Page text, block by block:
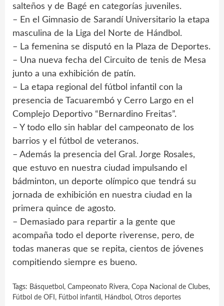
salteños y de Bagé en categorías juveniles.
– En el Gimnasio de Sarandí Universitario la etapa
masculina de la Liga del Norte de Hándbol.
– La femenina se disputó en la Plaza de Deportes.
– Una nueva fecha del Circuito de tenis de Mesa
junto a una exhibición de patín.
– La etapa regional del fútbol infantil con la
presencia de Tacuarembó y Cerro Largo en el
Complejo Deportivo “Bernardino Freitas”.
– Y todo ello sin hablar del campeonato de los
barrios y el fútbol de veteranos.
– Además la presencia del Gral. Jorge Rosales,
que estuvo en nuestra ciudad impulsando el
bádminton, un deporte olímpico que tendrá su
jornada de exhibición en nuestra ciudad en la
primera quince de agosto.
– Demasiado para repartir a la gente que
acompaña todo el deporte riverense, pero, de
todas maneras que se repita, cientos de jóvenes
compitiendo siempre es bueno.
Tags: Básquetbol , Campeonato Rivera, Copa Nacional de Clubes,
Fútbol de OFI , Fútbol infantil , Hándbol , Otros deportes